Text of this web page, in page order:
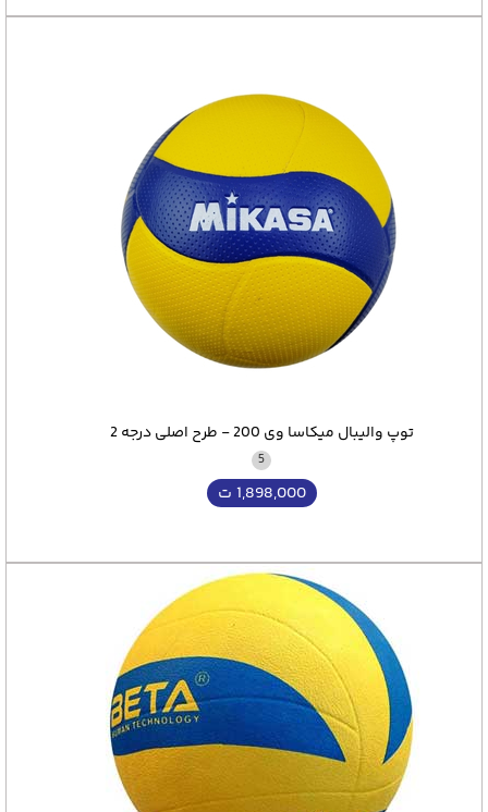
توپ والیبال میکاسا وی 200 - طرح اصلی درجه 2
5
1,898,000 ت